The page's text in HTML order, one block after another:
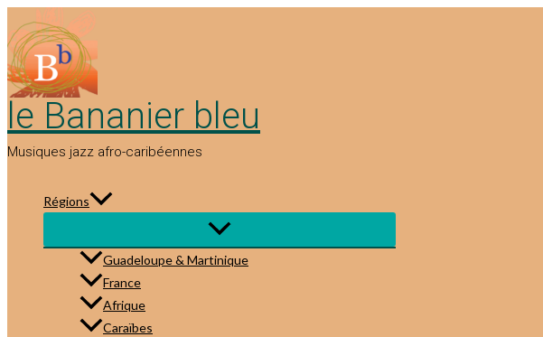
au
contenu
le Bananier bleu
Musiques jazz afro-caribéennes
Régions
Guadeloupe & Martinique
France
Afrique
Caraïbes